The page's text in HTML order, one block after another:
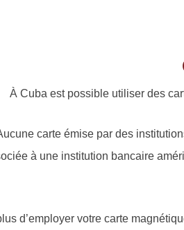
À Cuba est possible utiliser des
carte émise par des
à une institution bancaire
d’employer votre carte